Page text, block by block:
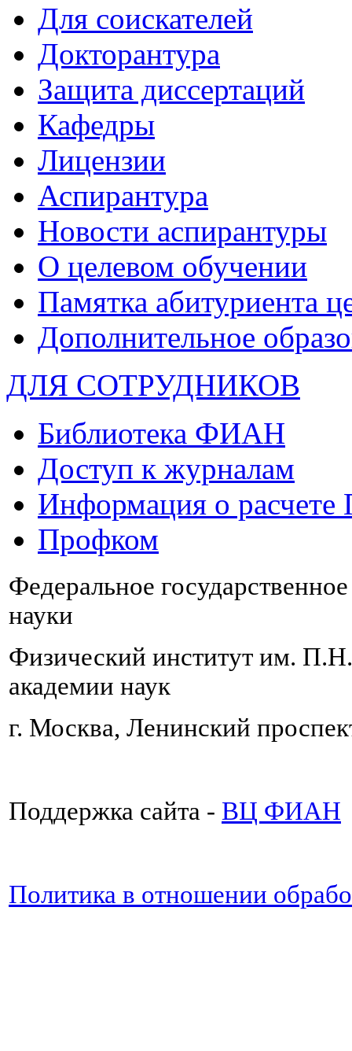
Для соискателей
Докторантура
Защита диссертаций
Кафедры
Лицензии
Аспирантура
Новости аспирантуры
О целевом обучении
Памятка абитуриента
Дополнительное
ДЛЯ СОТРУДНИКОВ
Библиотека ФИАН
Доступ к журналам
Информация о
Профком
Федеральное
науки
Физический институт им.
академии наук
г. Москва, Ленинский
Поддержка сайта - ВЦ ФИАН
Политика в отношении